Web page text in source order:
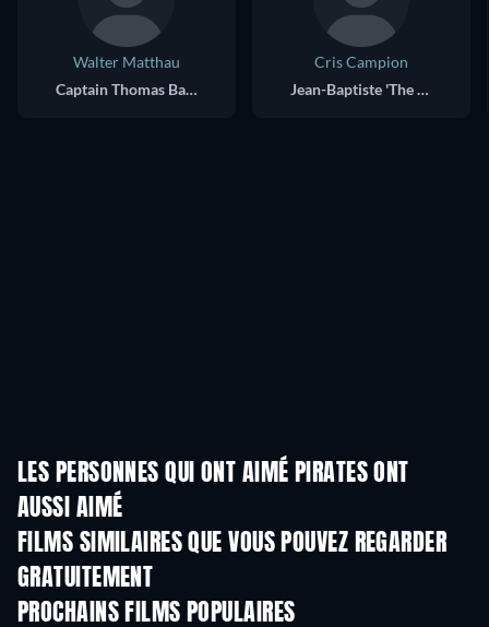
Walter Matthau
Captain Thomas Bartholomew Red
Cris Campion
Jean-Baptiste 'The Frog'
LES PERSONNES QUI ONT AIMÉ PIRATES ONT
AUSSI AIMÉ
FILMS SIMILAIRES QUE VOUS POUVEZ REGARDER
GRATUITEMENT
PROCHAINS FILMS POPULAIRES